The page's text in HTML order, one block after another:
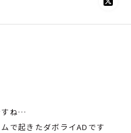
すね…
で起きたダボライADです